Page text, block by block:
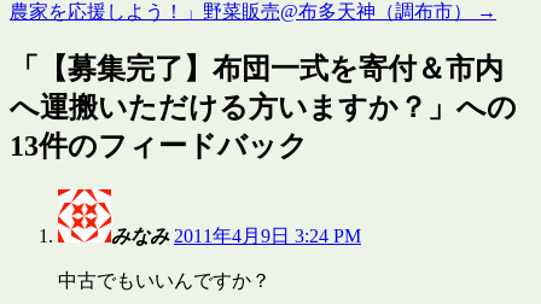
農家を応援しよう！」野菜販売@布多天神（調布市）
→
「
【募集完了】布団一式を寄付＆市内
へ運搬いただける方いますか？ 」への
13件のフィードバック
みなみ 2011年4月9日 3:24 PM
中古でもいいんですか？